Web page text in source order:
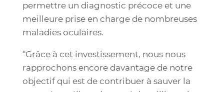
permettre un diagnostic précoce et une
meilleure prise en charge de nombreuses
maladies oculaires.
“Grâce à cet investissement, nous nous
rapprochons encore davantage de notre
objectif qui est de contribuer à sauver la